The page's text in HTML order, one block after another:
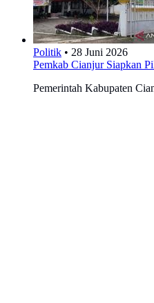
Politik • 28 Juni 2026
Pemkab Cianjur Siapkan
Pemerintah Kabupaten